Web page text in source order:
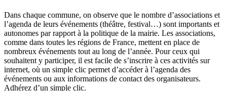
Dans chaque commune, on observe que le nombre d’associations et
l’agenda de leurs événements (théâtre, festival…) sont importants et
autonomes par rapport à la politique de la mairie. Les associations,
comme dans toutes les régions de France, mettent en place de
nombreux événements tout au long de l’année. Pour ceux qui
souhaitent y participer, il est facile de s’inscrire à ces activités sur
internet, où un simple clic permet d’accéder à l’agenda des
événements ou aux informations de contact des organisateurs.
Adhérez d’un simple clic.